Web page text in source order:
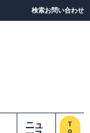
検索お問い合わせ
ニュ
T
o